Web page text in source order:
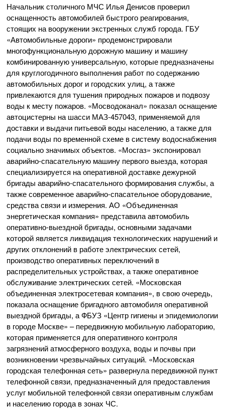
Начальник столичного МЧС Илья Денисов проверил
оснащенность автомобилей быстрого реагирования,
стоящих на вооружении экстренных служб города. ГБУ
«Автомобильные дороги» продемонстрировали
многофункциональную дорожную машину и машину
комбинированную универсальную, которые предназначены
для круглогодичного выполнения работ по содержанию
автомобильных дорог и городских улиц, а также
привлекаются для тушения природных пожаров и подвозу
воды к месту пожаров. «Мосводоканал» показал оснащение
автоцистерны на шасси МАЗ-457043, применяемой для
доставки и выдачи питьевой воды населению, а также для
подачи воды по временной схеме в систему водоснабжения
социально значимых объектов. «Мосгаз» экспонировал
аварийно-спасательную машину первого выезда, которая
специализируется на оперативной доставке дежурной
бригады аварийно-спасательного формирования службы, а
также современное аварийно-спасательное оборудование,
средства связи и измерения. АО «Объединенная
энергетическая компания» представила автомобиль
оперативно-выездной бригады, основными задачами
которой является ликвидация технологических нарушений и
других отклонений в работе электрических сетей,
производство оперативных переключений в
распределительных устройствах, а также оперативное
обслуживание электрических сетей. «Московская
объединенная электросетевая компания», в свою очередь,
показала оснащение бригадного автомобиля оперативной
выездной бригады, а ФБУЗ «Центр гигиены и эпидемиологии
в городе Москве» – передвижную мобильную лабораторию,
которая применяется для оперативного контроля
загрязнений атмосферного воздуха, воды и почвы при
возникновении чрезвычайных ситуаций. «Московская
городская телефонная сеть» развернула передвижной пункт
телефонной связи, предназначенный для предоставления
услуг мобильной телефонной связи оперативным службам
и населению города в зонах ЧС.